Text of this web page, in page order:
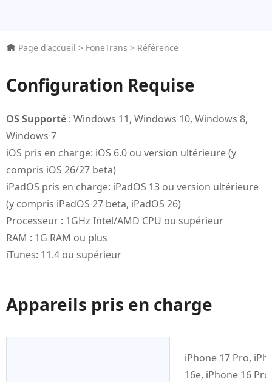
Page d'accueil > FoneTrans > Référence
Configuration Requise
OS Supporté : Windows 11, Windows 10, Windows 8,
Windows 7
iOS pris en charge: iOS 6.0 ou version ultérieure (y
compris iOS 26/27 beta)
iPadOS pris en charge: iPadOS 13 ou version ultérieure
(y compris iPadOS 27 beta, iPadOS 26)
Processeur : 1GHz Intel/AMD CPU ou supérieur
RAM : 1G RAM ou plus
iTunes: 11.4 ou supérieur
Appareils pris en charge
iPhone 17 Pro,
16e, iPhone 16